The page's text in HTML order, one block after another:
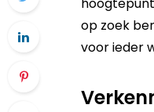
op zoek
voor ieder